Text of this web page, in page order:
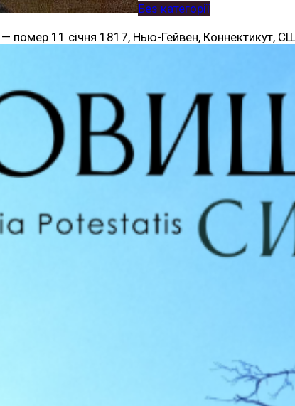
Без категорії
помер 11 січня 1817, Нью-Гейвен, Коннектикут,